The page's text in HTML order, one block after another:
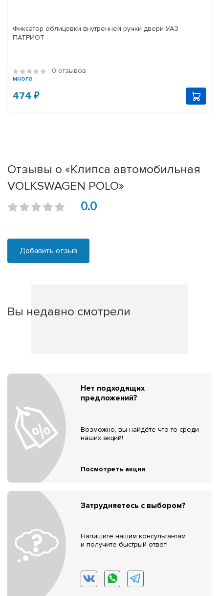
Фиксатор облицовки внутренней ручки двери УАЗ
ПАТРИОТ
0 отзывов
много
474 ₽
Отзывы о «Клипса автомобильная
VOLKSWAGEN POLO»
0.0
Добавить отзыв
Вы недавно смотрели
Нет подходящих
предложений?
Возможно, вы найдёте что-то среди
наших акций!
Посмотреть акции
Затрудняетесь с выбором?
Напишите нашим консультантам
и получите быстрый ответ!